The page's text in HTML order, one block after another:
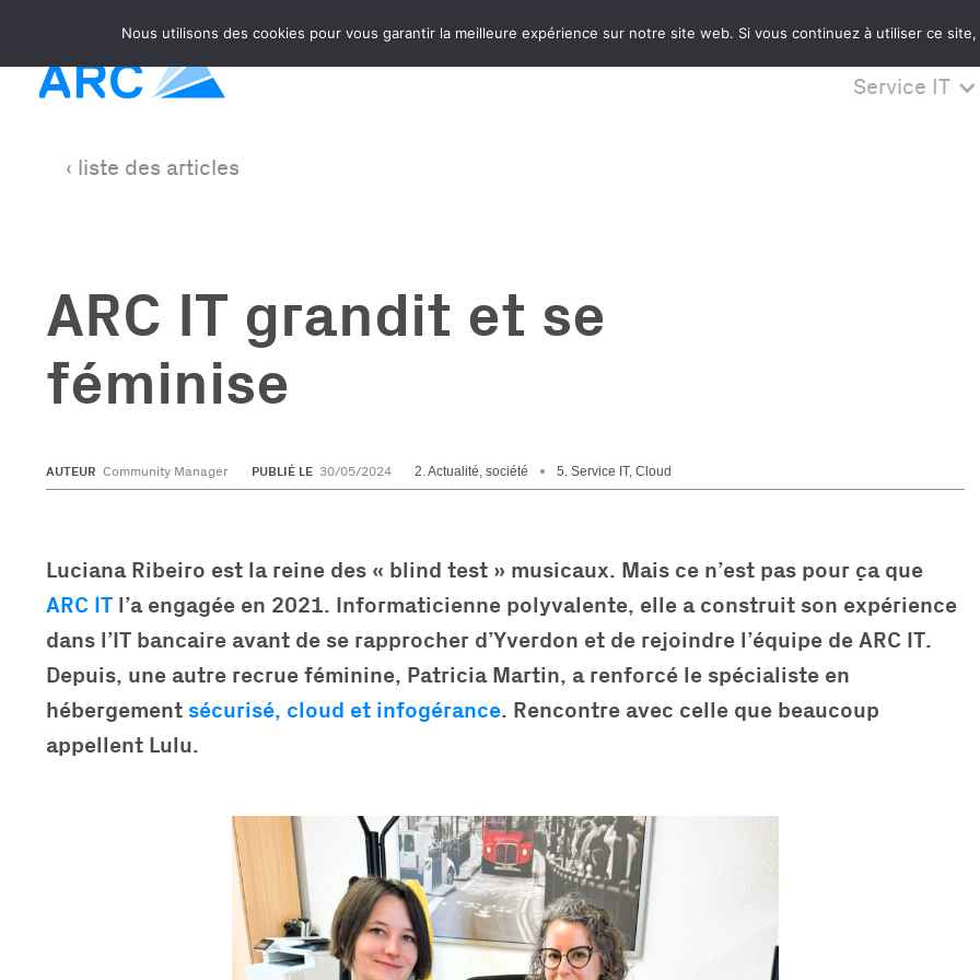
Service IT
‹ liste des articles
ARC IT grandit et se
féminise
AUTEUR Community Manager PUBLIÉ LE 30/05/2024 2. Actualité, société 5. Service IT, Cloud
Luciana Ribeiro est la reine des « blind test » musicaux. Mais ce n’est pas pour ça que
ARC IT l’a engagée en 2021. Informaticienne polyvalente, elle a construit son expérience
dans l’IT bancaire avant de se rapprocher d’Yverdon et de rejoindre l’équipe de ARC IT.
Depuis, une autre recrue féminine, Patricia Martin, a renforcé le spécialiste en
hébergement sécurisé, cloud et infogérance. Rencontre avec celle que beaucoup
appellent Lulu.
Nous utilisons des cookies pour vous garantir la meilleure expérience sur notre site web. Si vous continuez à utiliser ce